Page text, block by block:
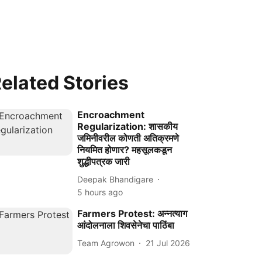
Stories
Encroachment
Regularization: शासकीय
जमिनीवरील कोणती अतिक्रमणे
नियमित होणार? महसूलकडून
शुद्धीपत्रक जारी
Deepak Bhandigare
5 hours ago
Farmers Protest: अन्नत्याग
आंदोलनाला शिवसेनेचा पाठिंबा
Team Agrowon 21 Jul 2026